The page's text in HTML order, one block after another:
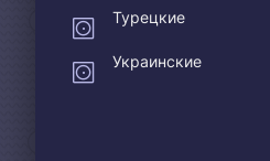
Турецкие
Украинские